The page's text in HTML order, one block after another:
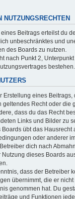
NUTZUNGSRECHTEN
Beitrags erteilst du
unbeschränktes und
des Boards zu nutzen.
nach Punkt 2,
bestehen.
Erstellung eines Beitrags,
geltendes Recht oder die
dass du das Recht
Links und Bilder zu
Boards übt das Hausrecht
oder anderer
dich nach
Nutzung dieses Boards
dass der Betreiber
übernimmt, die er
genommen hat. Du
und Funktionen